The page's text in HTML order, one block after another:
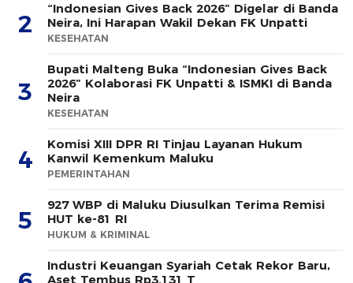
2
“Indonesian Gives Back 2026” Digelar di Banda
Neira, Ini Harapan Wakil Dekan FK Unpatti
KESEHATAN
3
Bupati Malteng Buka “Indonesian Gives Back
2026” Kolaborasi FK Unpatti & ISMKI di Banda
Neira
KESEHATAN
4
Komisi XIII DPR RI Tinjau Layanan Hukum
Kanwil Kemenkum Maluku
PEMERINTAHAN
5
927 WBP di Maluku Diusulkan Terima Remisi
HUT ke-81 RI
HUKUM & KRIMINAL
Industri Keuangan Syariah Cetak Rekor Baru,
Aset Tembus Rp3.131 T